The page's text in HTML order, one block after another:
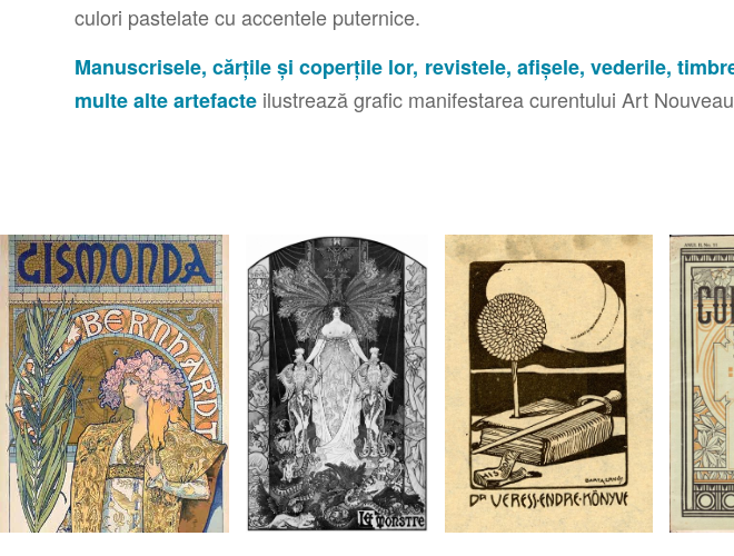
culori pastelate cu accentele puternice.
Manuscrisele, cărțile și coperțile lor, revistele, afișele, vederile,
multe alte artefacte ilustrează grafic manifestarea curentului Art